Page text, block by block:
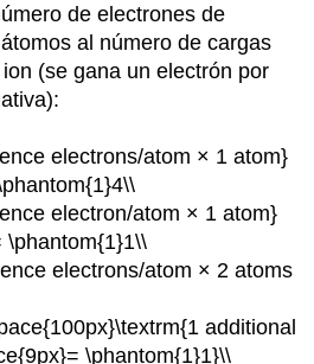
de electrones de
al número de cargas
(se gana un electrón por
electrons/atom × 1 atom}
electron/atom × 1 atom}
\phantom{1}1\\
electrons/atom × 2 atoms
additional
\phantom{1}1}\\